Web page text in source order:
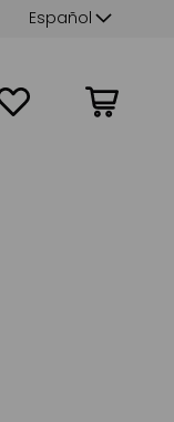
Lenguaje
Español
Mi cesta